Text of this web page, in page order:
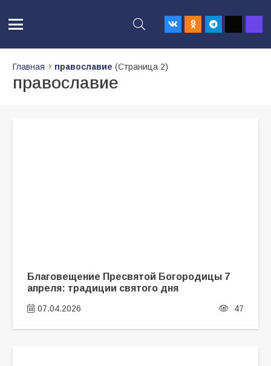
Главная православие (Страница 2)
православие
Благовещение Пресвятой Богородицы 7
апреля: традиции святого дня
07.04.2026 47